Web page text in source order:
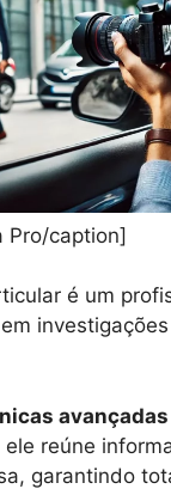
Pro/caption]
é um
ele reúne
garantindo